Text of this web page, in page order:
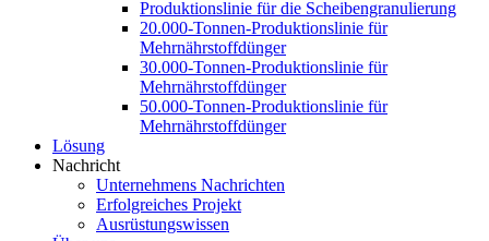
Produktionslinie für die Scheibengranulierung
20.000-Tonnen-Produktionslinie für
Mehrnährstoffdünger
30.000-Tonnen-Produktionslinie für
Mehrnährstoffdünger
50.000-Tonnen-Produktionslinie für
Mehrnährstoffdünger
Lösung
Nachricht
Unternehmens Nachrichten
Erfolgreiches Projekt
Ausrüstungswissen